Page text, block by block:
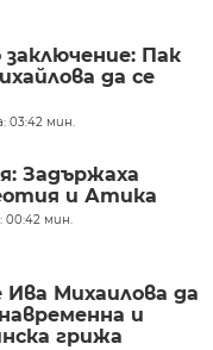
заключение: Пак
да се
03:42 мин.
Задържаха
и Атика
00:42 мин.
Михаилова да
и
грижа